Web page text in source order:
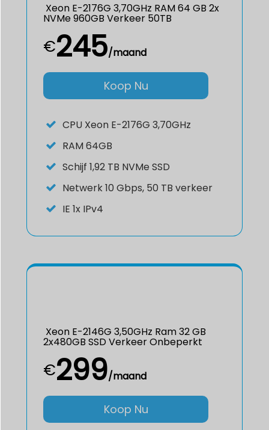
Xeon E-2176G 3,70GHz RAM 64 GB 2x
NVMe 960GB Verkeer 50TB
€245/maand
Koop Nu
CPU Xeon E-2176G 3,70GHz
RAM 64GB
Schijf 1,92 TB NVMe SSD
Netwerk10 Gbps, 50 TB verkeer
IE 1x IPv4
Xeon E-2146G 3,50GHz Ram 32 GB
2x480GB SSD Verkeer Onbeperkt
€299/maand
Koop Nu